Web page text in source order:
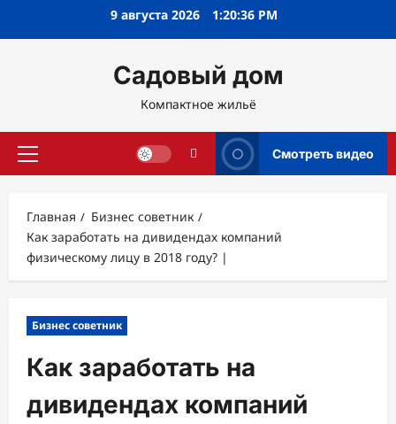
9 августа 2026 1:20:37 PM
Садовый дом
Компактное жильё
Основное
Смотреть видео
Главная
Бизнес советник
Как заработать на дивидендах компаний
физическому лицу в 2018 году? |
Бизнес советник
Как заработать на
дивидендах компаний